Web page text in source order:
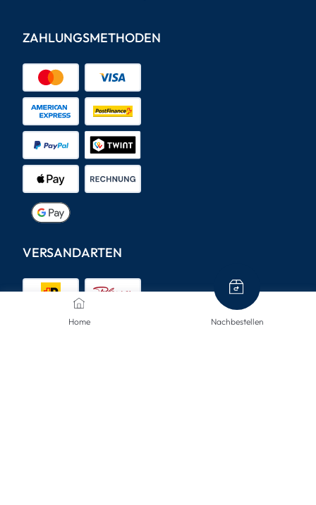
Home Nachbestellen
ZAHLUNGSMETHODEN
VERSANDARTEN